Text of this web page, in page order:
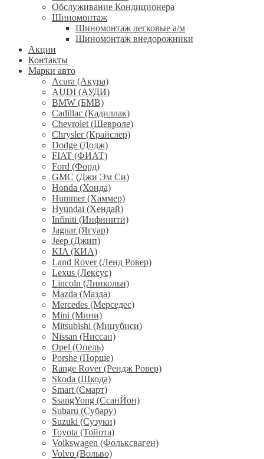
Обслуживание Кондиционера
Шиномонтаж
Шиномонтаж легковые а/м
Шиномонтаж внедорожники
Акции
Контакты
Марки авто
Acura (Акура)
AUDI (АУДИ)
BMW (БМВ)
Cadillac (Кадиллак)
Chevrolet (Шевроле)
Chrysler (Крайслер)
Dodge (Додж)
FIAT (ФИАТ)
Ford (Форд)
GMC (Джи Эм Си)
Honda (Хонда)
Hummer (Хаммер)
Hyundai (Хендай)
Infiniti (Инфинити)
Jaguar (Ягуар)
Jeep (Джип)
KIA (КИА)
Land Rover (Ленд Ровер)
Lexus (Лексус)
Lincoln (Линкольн)
Mazda (Мазда)
Mercedes (Мерседес)
Mini (Мини)
Mitsubishi (Мицубиси)
Nissan (Ниссан)
Opel (Опель)
Porshe (Порше)
Range Rover (Рендж Ровер)
Skoda (Шкода)
Smart (Смарт)
SsangYong (СсанЙон)
Subaru (Субару)
Suzuki (Сузуки)
Toyota (Тойота)
Volkswagen (Фольксваген)
Volvo (Вольво)